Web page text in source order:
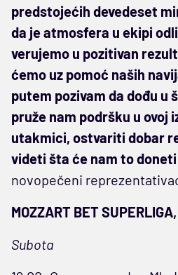
predstojećih devedeset
da je atmosfera u ekipi
verujemo u pozitivan
ćemo uz pomoć naših
putem pozivam da dođu u
pruže nam podršku u ovoj
utakmici, ostvariti dobar
videti šta će nam to doneti
novopečeni
MOZZART BET
Subota